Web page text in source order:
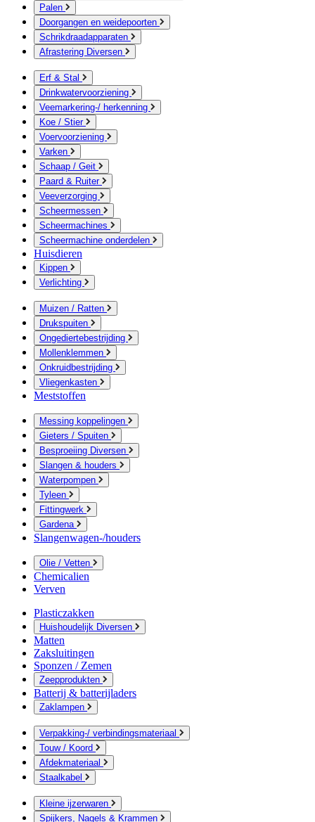
Palen
Doorgangen en weidepoorten
Schrikdraadapparaten
Afrastering Diversen
Erf & Stal
Drinkwatervoorziening
Veemarkering-/ herkenning
Koe / Stier
Voervoorziening
Varken
Schaap / Geit
Paard & Ruiter
Veeverzorging
Scheermessen
Scheermachines
Scheermachine onderdelen
Huisdieren
Kippen
Verlichting
Muizen / Ratten
Drukspuiten
Ongediertebestrijding
Mollenklemmen
Onkruidbestrijding
Vliegenkasten
Meststoffen
Messing koppelingen
Gieters / Spuiten
Besproeiing Diversen
Slangen & houders
Waterpompen
Tyleen
Fittingwerk
Gardena
Slangenwagen-/houders
Olie / Vetten
Chemicalien
Verven
Plasticzakken
Huishoudelijk Diversen
Matten
Zaksluitingen
Sponzen / Zemen
Zeepprodukten
Batterij & batterijladers
Zaklampen
Verpakking-/ verbindingsmateriaal
Touw / Koord
Afdekmateriaal
Staalkabel
Kleine ijzerwaren
Spijkers, Nagels & Krammen